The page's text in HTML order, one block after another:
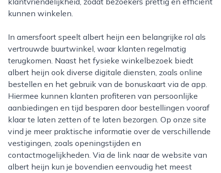
kunnen winkelen.
In amersfoort speelt albert heijn een belangrijke rol als
vertrouwde buurtwinkel, waar klanten regelmatig
terugkomen. Naast het fysieke winkelbezoek biedt
albert heijn ook diverse digitale diensten, zoals online
bestellen en het gebruik van de bonuskaart via de app.
Hiermee kunnen klanten profiteren van persoonlijke
aanbiedingen en tijd besparen door bestellingen vooraf
klaar te laten zetten of te laten bezorgen. Op onze site
vind je meer praktische informatie over de verschillende
vestigingen, zoals openingstijden en
contactmogelijkheden. Via de link naar de website van
albert heijn kun je bovendien eenvoudig het meest